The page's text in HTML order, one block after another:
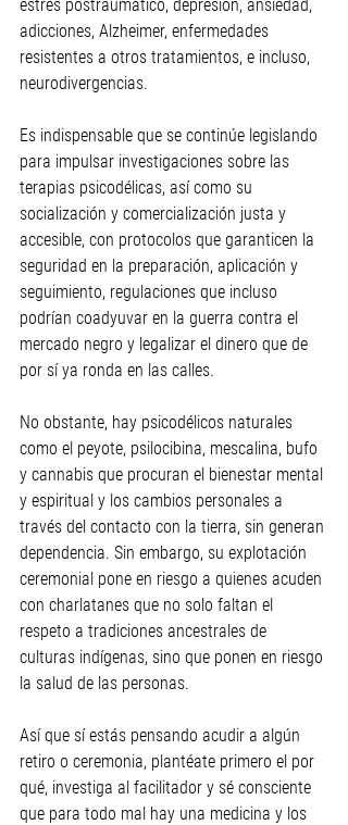
estrés postraumático, depresión, ansiedad,
adicciones, Alzheimer, enfermedades
resistentes a otros tratamientos, e incluso,
neurodivergencias.
Es indispensable que se continúe legislando
para impulsar investigaciones sobre las
terapias psicodélicas, así como su
socialización y comercialización justa y
accesible, con protocolos que garanticen la
seguridad en la preparación, aplicación y
seguimiento, regulaciones que incluso
podrían coadyuvar en la guerra contra el
mercado negro y legalizar el dinero que de
por sí ya ronda en las calles.
No obstante, hay psicodélicos naturales
como el peyote, psilocibina, mescalina, bufo
y cannabis que procuran el bienestar mental
y espiritual y los cambios personales a
través del contacto con la tierra, sin generan
dependencia. Sin embargo, su explotación
ceremonial pone en riesgo a quienes acuden
con charlatanes que no solo faltan el
respeto a tradiciones ancestrales de
culturas indígenas, sino que ponen en riesgo
la salud de las personas.
Así que sí estás pensando acudir a algún
retiro o ceremonia, plantéate primero el por
qué, investiga al facilitador y sé consciente
que para todo mal hay una medicina y los